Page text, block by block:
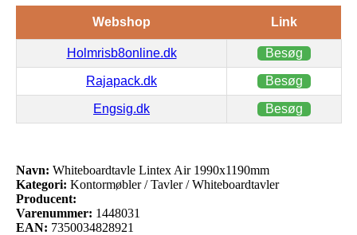
Webshop Link
Holmrisb8online.dk Besøg
Rajapack.dk Besøg
Engsig.dk Besøg
Navn: Whiteboardtavle Lintex Air 1990x1190mm
Kategori: Kontormøbler / Tavler / Whiteboardtavler
Producent:
Varenummer: 1448031
EAN: 7350034828921